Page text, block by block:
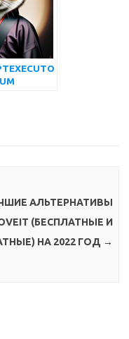
АЛЬТЕРНАТИВЫ
(БЕСПЛАТНЫЕ И
НА 2022 ГОД →